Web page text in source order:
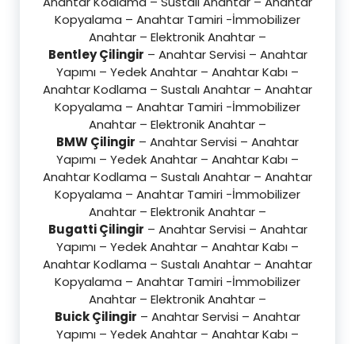
Kopyalama – Anahtar Tamiri -İmmobilizer
Anahtar – Elektronik Anahtar –
Bentley Çilingir – Anahtar Servisi – Anahtar
Yapımı – Yedek Anahtar – Anahtar Kabı –
Anahtar Kodlama – Sustalı Anahtar – Anahtar
Kopyalama – Anahtar Tamiri -İmmobilizer
Anahtar – Elektronik Anahtar –
BMW Çilingir – Anahtar Servisi – Anahtar
Yapımı – Yedek Anahtar – Anahtar Kabı –
Anahtar Kodlama – Sustalı Anahtar – Anahtar
Kopyalama – Anahtar Tamiri -İmmobilizer
Anahtar – Elektronik Anahtar –
Bugatti Çilingir – Anahtar Servisi – Anahtar
Yapımı – Yedek Anahtar – Anahtar Kabı –
Anahtar Kodlama – Sustalı Anahtar – Anahtar
Kopyalama – Anahtar Tamiri -İmmobilizer
Anahtar – Elektronik Anahtar –
Buick Çilingir – Anahtar Servisi – Anahtar
Yapımı – Yedek Anahtar – Anahtar Kabı –